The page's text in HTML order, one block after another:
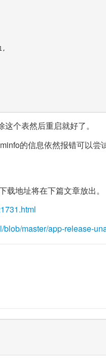
个表然后重启就好了。
的信息依然报错可以尝
地址将在下篇文章放出。
master/app-release-